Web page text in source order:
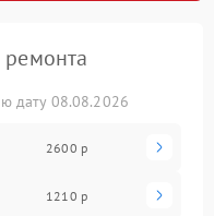
дату 08.08.2026
2600 р
1210 р